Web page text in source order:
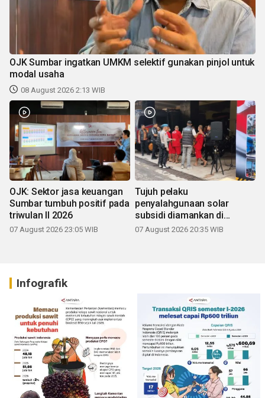
OJK Sumbar ingatkan UMKM selektif gunakan pinjol untuk
modal usaha
08 August 2026 2:13 WIB
OJK: Sektor jasa keuangan
Sumbar tumbuh positif pada
triwulan II 2026
07 August 2026 23:05 WIB
Tujuh pelaku
penyalahgunaan solar
subsidi diamankan di
Sumbar
07 August 2026 20:35 WIB
Infografik